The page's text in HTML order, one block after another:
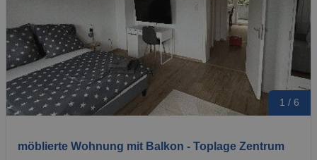
1 / 6
möblierte Wohnung mit Balkon - Toplage Zentrum